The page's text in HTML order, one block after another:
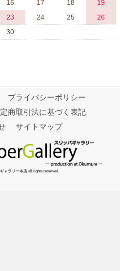
16 17 18
19
23 24 25
26
30
プライバシーポリシー
商取引法に基づく表記
サイトマップ
ャラリー本店 all rights reserved.